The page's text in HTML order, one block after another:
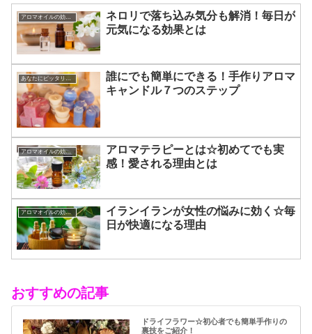
アロマオイルの効能と使い方
ネロリで落ち込み気分も解消！毎日が
元気になる効果とは
誰にでも簡単にできる！手作りアロマ
キャンドル７つのステップ
アロマオイルの効能と使い方
アロマテラピーとは☆初めてでも実
感！愛される理由とは
アロマオイルの効能と使い方
イランイランが女性の悩みに効く☆毎
日が快適になる理由
おすすめの記事
ドライフラワー☆初心者でも簡単手作りの
裏技をご紹介！